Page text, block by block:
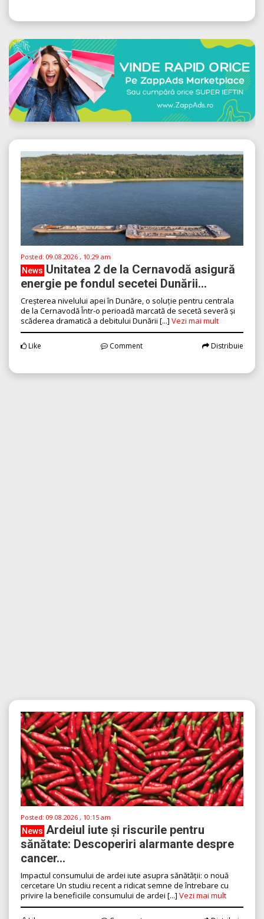
Posted: 09.08.2026 , 10:29 am
News Unitatea 2 de la Cernavodă asigură
energie pe fondul secetei Dunării...
Creșterea nivelului apei în Dunăre, o soluție pentru centrala
de la Cernavodă Într-o perioadă marcată de secetă severă și
scăderea dramatică a debitului Dunării [...] Vezi mai mult
Like Comment Distribuie
Posted: 09.08.2026 , 10:15 am
News Ardeiul iute și riscurile pentru
sănătate: Descoperiri alarmante despre
cancer...
Impactul consumului de ardei iute asupra sănătății: o nouă
cercetare Un studiu recent a ridicat semne de întrebare cu
privire la beneficiile consumului de ardei [...] Vezi mai mult